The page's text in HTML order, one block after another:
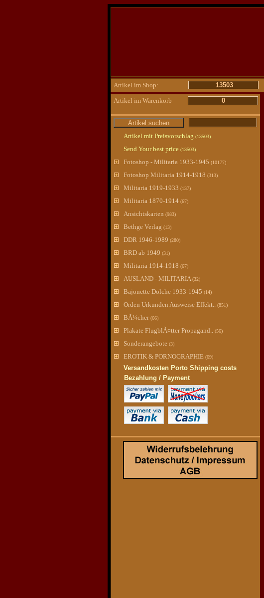
Artikel im Shop: 13503
Artikel im Warenkorb 0
Artikel mit Preisvorschlag (13503)
Send Your best price (13503)
Fotoshop - Militaria 1933-1945 (10177)
Fotoshop Militaria 1914-1918 (313)
Militaria 1919-1933 (137)
Militaria 1870-1914 (67)
Ansichtskarten (983)
Bethge Verlag (13)
DDR 1946-1989 (280)
BRD ab 1949 (31)
Militaria 1914-1918 (67)
AUSLAND - MILITARIA (32)
Bajonette Dolche 1933-1945 (14)
Orden Urkunden Ausweise Effekt.. (851)
BÃ¼cher (66)
Plakate FlugblÃ¤tter Propagand.. (56)
Sonderangebote (3)
EROTIK & PORNOGRAPHIE (69)
Versandkosten Porto Shipping costs
Bezahlung / Payment